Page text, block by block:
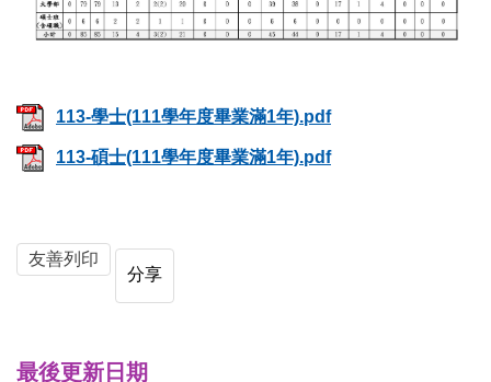
113-學士(111學年度畢業滿1年).pdf
113-碩士(111學年度畢業滿1年).pdf
友善列印
分享
最後更新日期